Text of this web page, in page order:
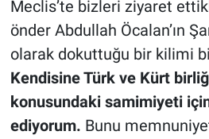
Meclis’te bizleri ziyaret
önder Abdullah Öcalan’ın
olarak dokuttuğu bir kilimi
Kendisine Türk ve Kürt
konusundaki samimiyeti
ediyorum. Bunu